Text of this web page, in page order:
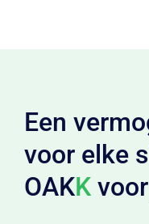
Een
voor elke
OAKK